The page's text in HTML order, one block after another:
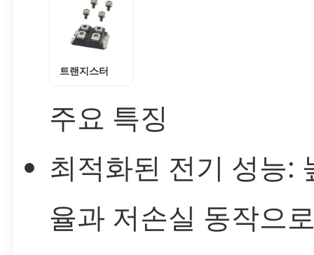
트랜지스터
주요 특징
최적화된 전기 성능:
율과 저손실 동작으